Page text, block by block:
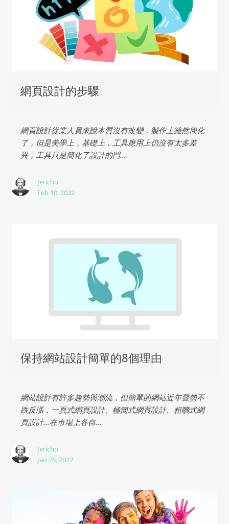
網頁設計的步驟
網頁設計從業人員來說本質沒有改變，製作上雖然簡化
了，但是美學上，基礎上，工具應用上仍沒有太多差
異，工具只是簡化了設計的門...
Jericho
Feb 10, 2022
保持網站設計簡單的8個理由
網站設計有許多趨勢與潮流，但簡單的網站近年聲勢不
跌反漲，一頁式網頁設計、極簡式網頁設計、粗曠式網
頁設計...在市場上各自...
Jericho
Jan 25, 2022